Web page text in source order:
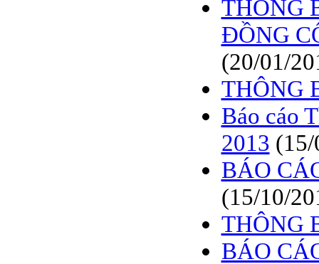
THÔNG
ĐỒNG
(20/01/
THÔNG
Báo cáo
2013
BÁO
(15/10/
THÔNG
BÁO